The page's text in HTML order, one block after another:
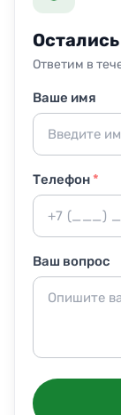
Ответим в
Ваше имя
Телефон*
Ваш вопрос
и набора
четырёх
обеспечены